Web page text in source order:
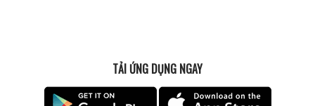
TẢI ỨNG DỤNG NGAY